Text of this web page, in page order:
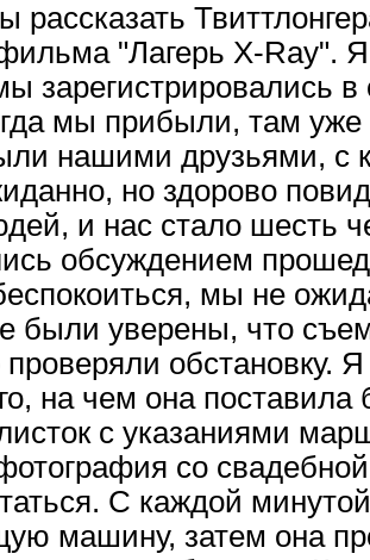
рассказать
"Лагерь X-Ray".
зарегистрировались
мы прибыли, там уже
нашими друзьями, с
но здорово
и нас стало шесть
обсуждением
мы не
были уверены, что
обстановку.
на чем она
с указаниями
со
С каждой
машину, затем она